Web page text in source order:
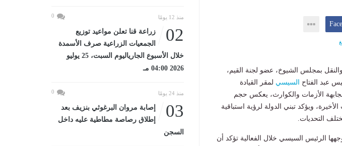
بمجلس الشيوخ، عضو لجنة القيم،
عبد الفتاح
السيسي لمقر القيادة
الأزمات والكوارث، يعكس حجم
ويؤكد تبني الدولة لرؤية استباقية
التحديات.
الرئيس السيسي خلال الفعالية تؤكد أن
منذ 12 يومًا 0
02
زراعة قنا تعلن مواعيد توزيع
الجمعيات الزراعية صرف الأسمدة
خلال الأسبوع الجارياليوم السبت، 25 يوليو
2026 04:00 مـ
منذ 24 يومًا 0
03
إصابة مروان البرغوثي بنزيف بعد
إطلاق رصاصة مطاطية عليه داخل
السجن